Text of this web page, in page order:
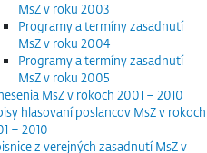
MsZ v roku 2003
Programy a termíny zasadnutí
MsZ v roku 2004
Programy a termíny zasadnutí
MsZ v roku 2005
MsZ v rokoch 2001 – 2010
hlasovaní poslancov MsZ v rokoch
– 2010
z verejných zasadnutí MsZ v